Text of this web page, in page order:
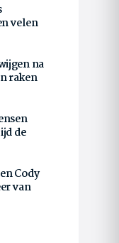
velen
na
raken
de
Cody
van